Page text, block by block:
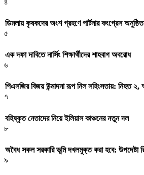
ডিমলায় কৃষকদের অংশ গ্রহণে পার্টনার কংগ্রেস অনুষ্ঠিত
৫
এক দফা দাবিতে নার্সিং শিক্ষার্থীদের শাহবাগ অবরোধ
৬
পিএসজির বিজয় উন্মাদনা রূপ নিল সহিংসতায়: নিহত
৭
বহিষ্কৃত নেতাদের নিয়ে ইলিয়াস কাঞ্চনের নতুন দল
৮
অবৈধ সকল সরকারি ভূমি দখলমুক্ত করা হবে: উপদেষ্টা
৯